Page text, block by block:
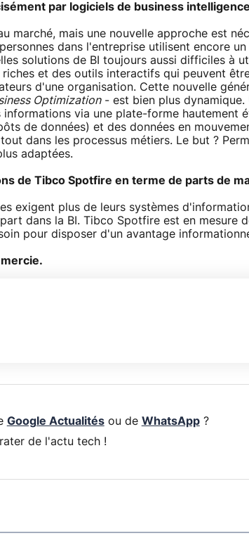
par logiciels de business
marché, mais une nouvelle approche est
dans l'entreprise utilisent encore
solutions de BI toujours aussi difficiles à
et des outils interactifs qui peuvent
d'une organisation. Cette nouvelle
Optimization- est bien plus dynamique.
via une plate-forme hautement
de données) et des données en
dans les processus métiers. Le but ?
adaptées.
de Tibco Spotfire en terme de parts de
exigent plus de leurs systèmes
dans la BI. Tibco Spotfire est en mesure
pour disposer d'un avantage
Google Actualitésou de WhatsApp?
de l'actu tech !